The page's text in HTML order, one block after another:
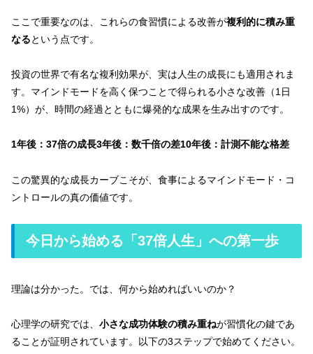
ここで重要なのは、これらの食習慣による改善が複利的に積み重
なるという点です。
投資の世界で有名な複利効果が、実は人生の成長にも適用されま
す。マインドモードを高く保つことで得られる小さな改善（1日
1%）が、時間の経過とともに爆発的な成果を生み出すのです。
1年後：37倍の成長3年後：数千倍の差10年後：計測不能な格差
この驚異的な成長カーブこそが、食事によるマインドモード・コ
ントロールの真の価値です。
今日から始める「37倍人生」への第一歩
理論は分かった。では、何から始めればいいのか？
心理学の研究では、 小さな成功体験の積み重ねが習慣化の鍵であ
ることが証明されています。以下の3ステップで始めてください。